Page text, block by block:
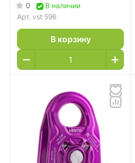
0
В наличии
Арт. vst 596
В корзину